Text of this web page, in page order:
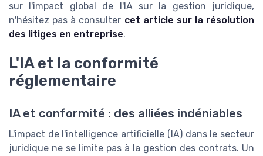
sur l'impact global de l'IA sur la gestion juridique,
n'hésitez pas à consulter cet article sur la résolution
des litiges en entreprise.
L'IA et la conformité
réglementaire
IA et conformité : des alliées indéniables
L'impact de l'intelligence artificielle (IA) dans le secteur
juridique ne se limite pas à la gestion des contrats. Un